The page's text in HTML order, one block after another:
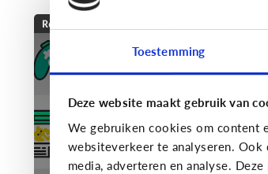
Toestemming
Deze website maakt gebruik van
We gebruiken cookies om content
websiteverkeer te analyseren.
media, adverteren en analyse.
Reclame
[Klik & Print]
Reclamebingo